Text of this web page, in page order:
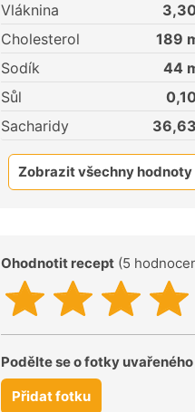
Vláknina
Cholesterol
189
Sodík
44
Sůl
Sacharidy
36,63
Zobrazit všechny hodnoty
Ohodnotit recept (5
Podělte se o fotky
Přidat fotku